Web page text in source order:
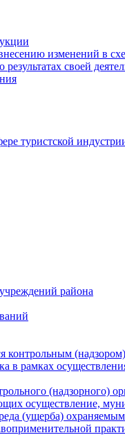
изменений в
своей
туристской
района
контрольным
в рамках
(надзорного)
осуществление,
(ущерба)